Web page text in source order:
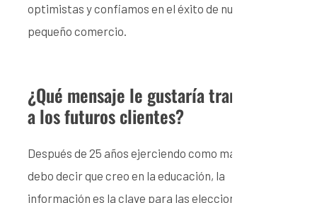
optimistas y confiamos en el éxito de nuestro
pequeño comercio.
¿Qué mensaje le gustaría transmitir
a los futuros clientes?
Después de 25 años ejerciendo como maestra
debo decir que creo en la educación, la
información es la clave para las elecciones